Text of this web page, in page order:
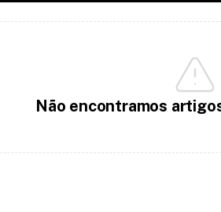
Não encontramos